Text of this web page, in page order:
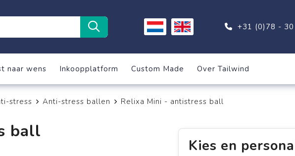
+31 (0)78 -
naar wens Inkoopplatform Custom Made Over Tailwind
stress Anti-stress ballen Relixa Mini - antistress ball
ball
Kies en